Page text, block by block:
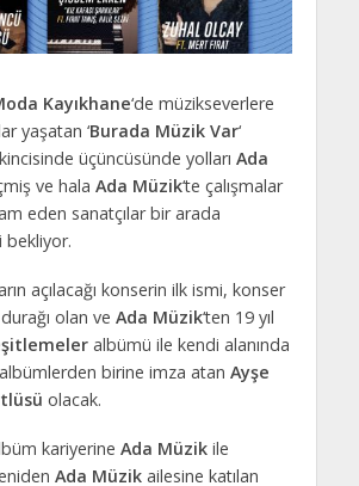
Kayıkhane‘de müzikseverlere
yaşatan ‘Burada Müzik Var‘
üçüncüsünde yolları Ada
ve hala Ada Müzik‘te çalışmalar
eden sanatçılar bir arada
bekliyor.
açılacağı konserin ilk ismi, konser
olan ve Ada Müzik‘ten 19 yıl
albümü ile kendi alanında
birine imza atan Ayşe
olacak.
kariyerine Ada Müzikile
Ada Müzikailesine katılan